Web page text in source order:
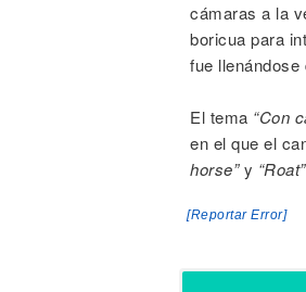
cámaras a la
boricua para
fue
El tema “Con
en el que el
horse”y “Roat”
[Reportar Error]